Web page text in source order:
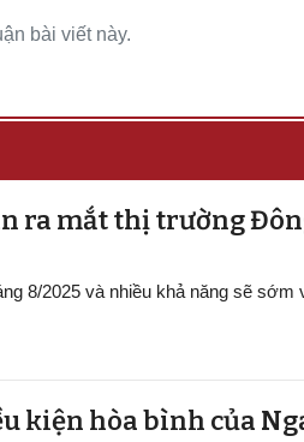
bài viết này.
ra mắt thị trường
8/2025 và nhiều khả năng sẽ sớm
kiện hòa bình của